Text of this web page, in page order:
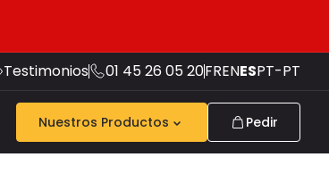
Testimonios 01 45 26 05 20FRENESPT-PT
Nuestros Productos Pedir